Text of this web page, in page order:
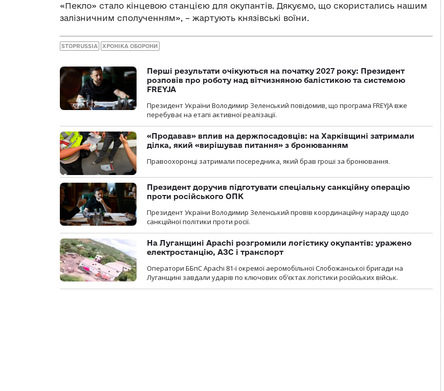
«Пекло» стало кінцевою станцією для окупантів. Дякуємо, що скористались нашим
залізничним сполученням», – жартують князівські воїни.
STOPRUSSIA ХРОНІКА ОБОРОНИ
Перші результати очікуються на початку 2027 року: Президент
розповів про роботу над вітчизняною балістикою та системою
FREYJA
Президент України Володимир Зеленський повідомив, що програма FREYJA вже
перебуває на етапі активної реалізації.
«Продавав» вплив на держпосадовців: на Харківщині затримали
ділка, який «вирішував питання» з бронюванням
Правоохоронці затримали посередника, який брав гроші за бронювання.
Президент доручив підготувати спеціальну санкційну операцію
проти російського ОПК
Президент України Володимир Зеленський провів координаційну нараду щодо
санкційної політики проти росії.
На Луганщині Apachi розгромили логістику окупантів: уражено
електростанцію, АЗС і транспорт
Оператори ББпС Apachi 81-ї окремої аеромобільної Слобожанської бригади на
Луганщині завдали ударів по ключових об’єктах логістики російських військ.